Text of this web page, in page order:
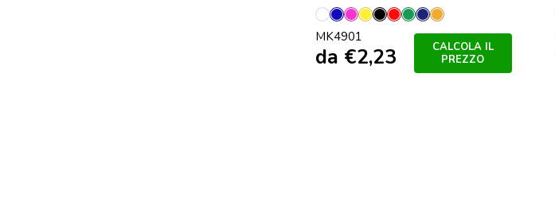
Bianco
BluFucsia
Giallo
NeroRosso
Verde
Marineo
Orange
MK4901
da €2,23
CALCOLA IL
PREZZO